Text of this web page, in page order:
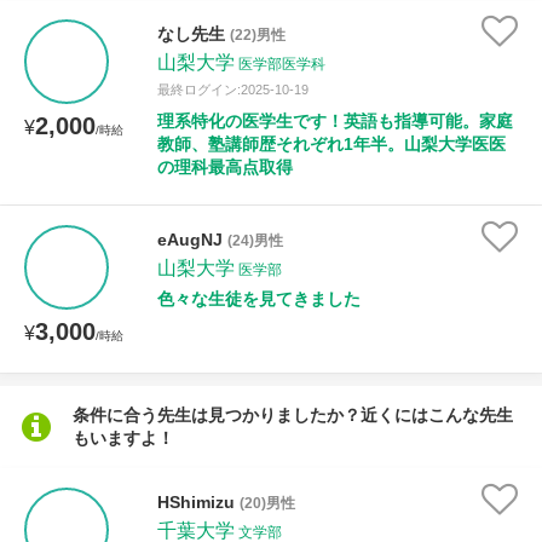
¥2,000/時給
なし先生 (22)男性
山梨大学 医学部医学科
最終ログイン:2025-10-19
理系特化の医学生です！英語も指導可能。家庭
教師、塾講師歴それぞれ1年半。山梨大学医医
の理科最高点取得
¥3,000/時給
eAugNJ (24)男性
山梨大学 医学部
色々な生徒を見てきました
条件に合う先生は見つかりましたか？近くにはこんな先生
もいますよ！
HShimizu (20)男性
千葉大学 文学部